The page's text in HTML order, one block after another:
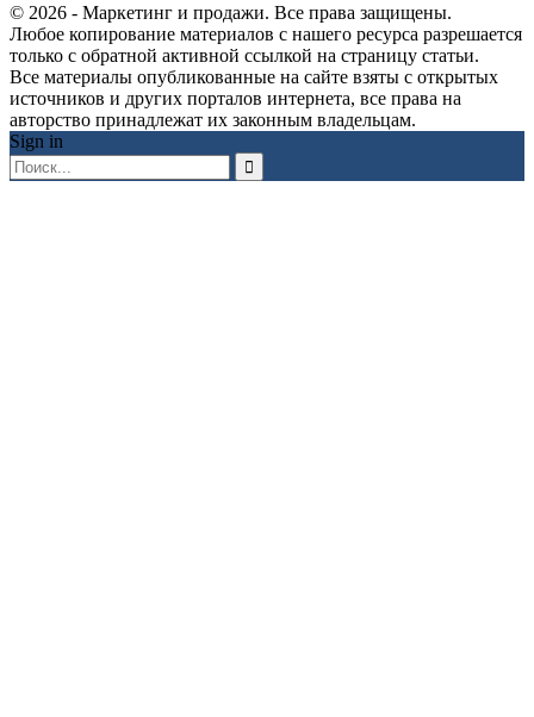
© 2026 - Маркетинг и продажи. Все права защищены.
Любое копирование материалов с нашего ресурса разрешается
только с обратной активной ссылкой на страницу статьи.
Все материалы опубликованные на сайте взяты с открытых
источников и других порталов интернета, все права на
авторство принадлежат их законным владельцам.
Sign in